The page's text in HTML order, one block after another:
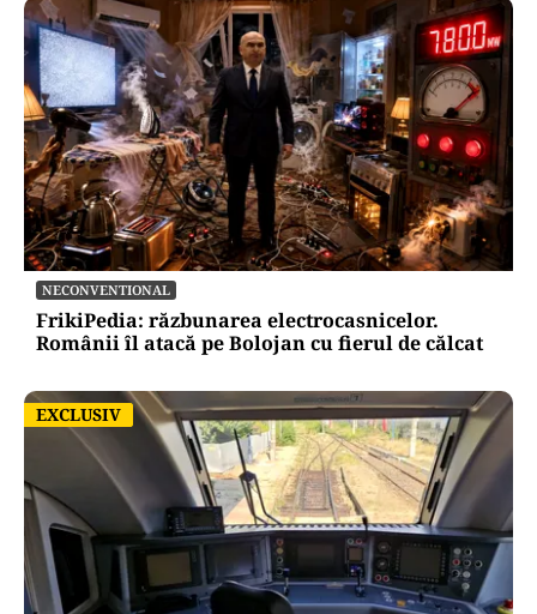
NECONVENTIONAL
FrikiPedia: răzbunarea electrocasnicelor.
Românii îl atacă pe Bolojan cu fierul de călcat
EXCLUSIV
EXCLUSIV